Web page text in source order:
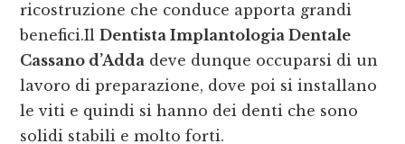
ricostruzione che conduce apporta grandi
benefici.IlDentista Implantologia Dentale
Cassano d’Adda deve dunque occuparsi di un
lavoro di preparazione, dove poi si installano
le viti e quindi si hanno dei denti che sono
solidi stabili e molto forti.